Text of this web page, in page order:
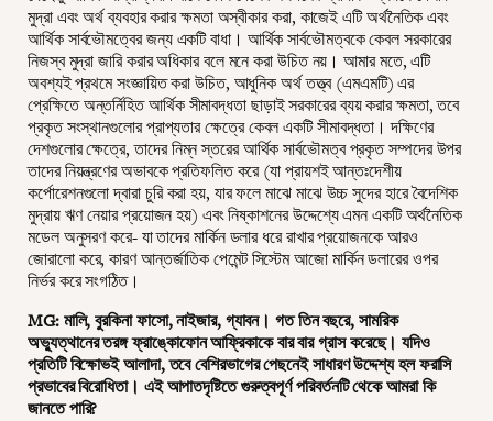
মুদ্রা এবং অর্থ ব্যবহার করার ক্ষমতা অস্বীকার করা, কাজেই এটি অর্থনৈতিক এবং
আর্থিক সার্বভৌমত্বের জন্য একটি বাধা। আর্থিক সার্বভৌমত্বকে কেবল সরকারের
নিজস্ব মুদ্রা জারি করার অধিকার বলে মনে করা উচিত নয়। আমার মতে, এটি
অবশ্যই প্রথমে সংজ্ঞায়িত করা উচিত, আধুনিক অর্থ তত্ত্ব (এমএমটি) এর
প্রেক্ষিতে অন্তর্নিহিত আর্থিক সীমাবদ্ধতা ছাড়াই সরকারের ব্যয় করার ক্ষমতা, তবে
প্রকৃত সংস্থানগুলোর প্রাপ্যতার ক্ষেত্রে কেবল একটি সীমাবদ্ধতা। দক্ষিণের
দেশগুলোর ক্ষেত্রে, তাদের নিম্ন স্তরের আর্থিক সার্বভৌমত্ব প্রকৃত সম্পদের উপর
তাদের নিয়ন্ত্রণের অভাবকে প্রতিফলিত করে (যা প্রায়শই আন্তঃদেশীয়
কর্পোরেশনগুলো দ্বারা চুরি করা হয়, যার ফলে মাঝে মাঝে উচ্চ সুদের হারে বৈদেশিক
মুদ্রায় ঋণ নেয়ার প্রয়োজন হয়) এবং নিষ্কাশনের উদ্দেশ্যে এমন একটি অর্থনৈতিক
মডেল অনুসরণ করে- যা তাদের মার্কিন ডলার ধরে রাখার প্রয়োজনকে আরও
জোরালো করে, কারণ আন্তর্জাতিক পেমেন্ট সিস্টেম আজো মার্কিন ডলারের ওপর
নির্ভর করে সংগঠিত।
MG: মালি, বুরকিনা ফাসো, নাইজার, গ্যাবন। গত তিন বছরে, সামরিক
অভ্যুত্থানের তরঙ্গ ফ্রাঙ্কোফোন আফ্রিকাকে বার বার গ্রাস করেছে। যদিও
প্রতিটি বিক্ষোভই আলাদা, তবে বেশিরভাগের পেছনেই সাধারণ উদ্দেশ্য হল ফরাসি
প্রভাবের বিরোধিতা। এই আপাতদৃষ্টিতে গুরুত্বপূর্ণ পরিবর্তনটি থেকে আমরা কি
জানতে পারি?